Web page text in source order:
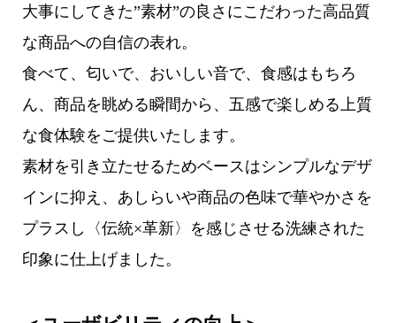
大事にしてきた”素材”の良さにこだわった高品質
な商品への自信の表れ。
食べて、匂いで、おいしい音で、食感はもちろ
ん、商品を眺める瞬間から、五感で楽しめる上質
な食体験をご提供いたします。
素材を引き立たせるためベースはシンプルなデザ
インに抑え、あしらいや商品の色味で華やかさを
プラスし〈伝統×革新〉を感じさせる洗練された
印象に仕上げました。